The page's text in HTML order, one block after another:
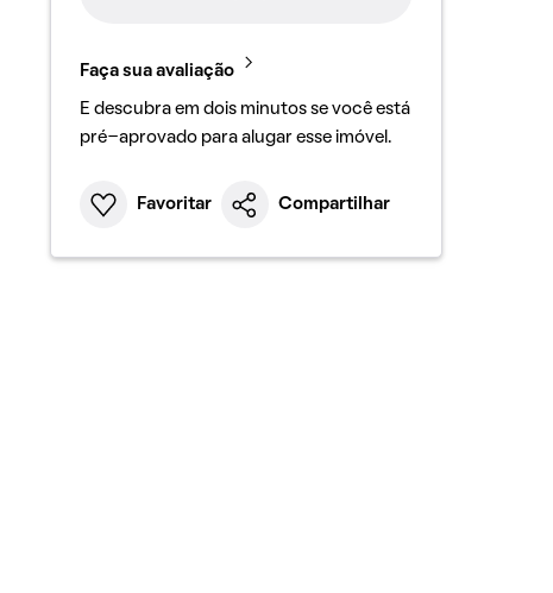
Faça sua avaliação
E descubra em dois minutos se você está
pré-aprovado para alugar esse imóvel.
Favoritar Compartilhar